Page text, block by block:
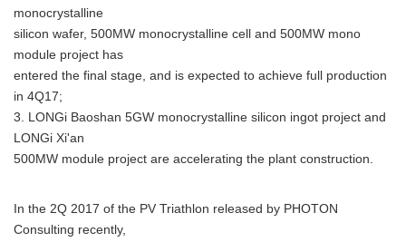
monocrystalline
silicon wafer, 500MW monocrystalline cell and 500MW mono
module project has
entered the final stage, and is expected to achieve full production
in 4Q17;
3. LONGi Baoshan 5GW monocrystalline silicon ingot project and
LONGi Xi'an
500MW module project are accelerating the plant construction.
In the 2Q 2017 of the PV Triathlon released by PHOTON
Consulting recently,